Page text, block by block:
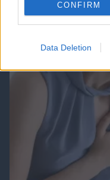
CONFIRM
Data Deletion